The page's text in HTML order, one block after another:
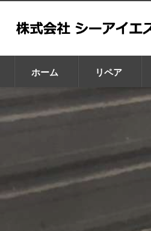
ホーム リペア